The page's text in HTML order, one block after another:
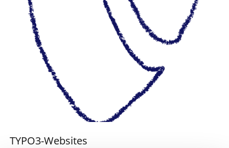
TYPO3-Websites